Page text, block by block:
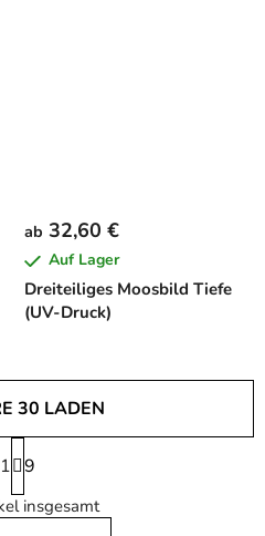
Dreiteiliges Moosbild Tiefe
(UV-Druck)
ab 32,60 €
Auf Lager
S
t
30 LADEN
P
a
g
i
1 9
insgesamt